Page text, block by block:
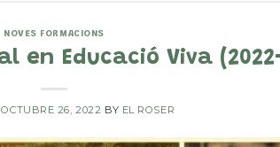
NOVES FORMACIONS
en Educació Viva
OCTUBRE 26, 2022 BY EL ROSER